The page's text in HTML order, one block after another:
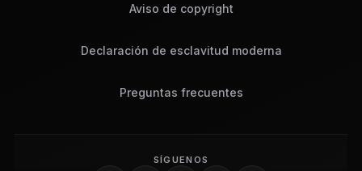
Aviso de copyright
Declaración de esclavitud moderna
Preguntas frecuentes
SÍGUENOS